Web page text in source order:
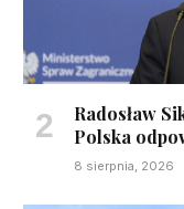
Radosław
Polska
8 sierpnia, 2026